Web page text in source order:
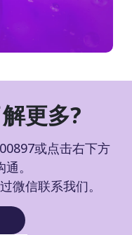
更多?
或点击右下方
。
微信联系我们。